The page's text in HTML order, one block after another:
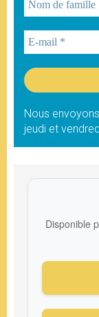
Nous
jeudi et
Disponible